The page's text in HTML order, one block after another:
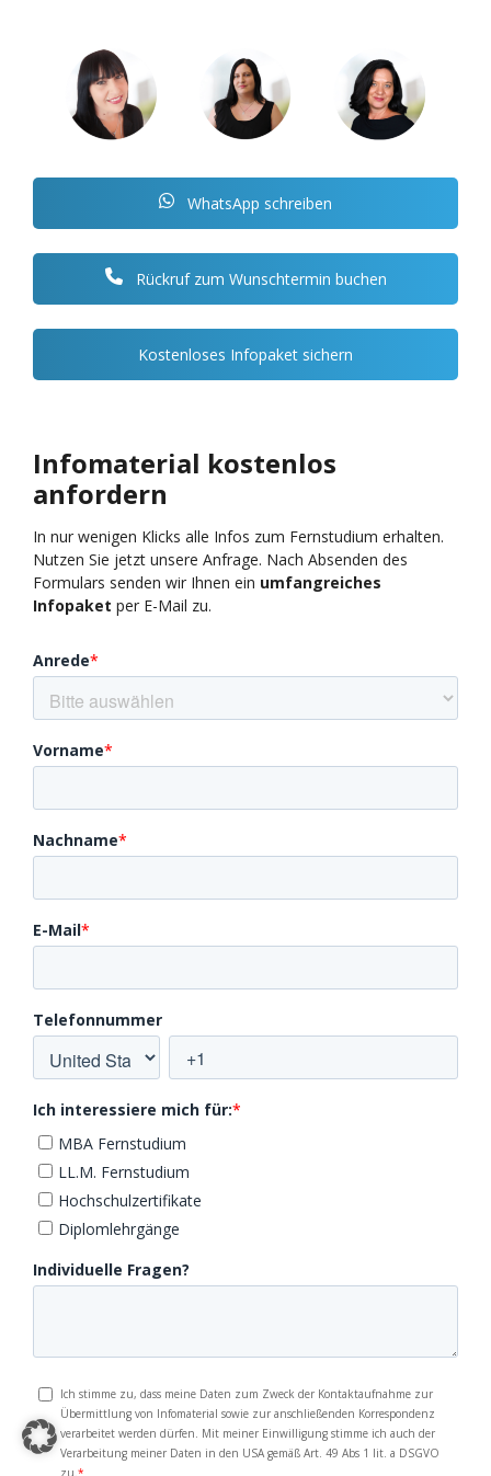
WhatsApp schreiben
Rückruf zum Wunschtermin buchen
Kostenloses Infopaket sichern
Infomaterial kostenlos
anfordern
In nur wenigen Klicks alle Infos zum Fernstudium erhalten.
Nutzen Sie jetzt unsere Anfrage. Nach Absenden des
Formulars senden wir Ihnen ein umfangreiches
Infopaket per E-Mail zu.